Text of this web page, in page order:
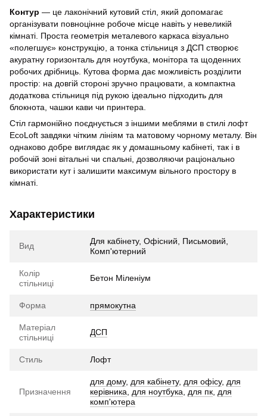
Контур — це лаконічний кутовий стіл, який допомагає
організувати повноцінне робоче місце навіть у невеликій
кімнаті. Проста геометрія металевого каркаса візуально
«полегшує» конструкцію, а тонка стільниця з ДСП створює
акуратну горизонталь для ноутбука, монітора та щоденних
робочих дрібниць. Кутова форма дає можливість розділити
простір: на довгій стороні зручно працювати, а компактна
додаткова стільниця під рукою ідеально підходить для
блокнота, чашки кави чи принтера.
Стіл гармонійно поєднується з іншими меблями в стилі лофт
EcoLoft завдяки чітким лініям та матовому чорному металу. Він
однаково добре виглядає як у домашньому кабінеті, так і в
робочій зоні вітальні чи спальні, дозволяючи раціонально
використати кут і залишити максимум вільного простору в
кімнаті.
Характеристики
Вид
Для кабінету, Офісний, Письмовий,
Комп'ютерний
Колір
стільниці
Бетон Міленіум
Форма прямокутна
Матеріал
стільниці
ДСП
Стиль Лофт
Призначення
для дому, для кабінету, для офісу, для
керівника
для ноутбука для пк для
комп'ютера